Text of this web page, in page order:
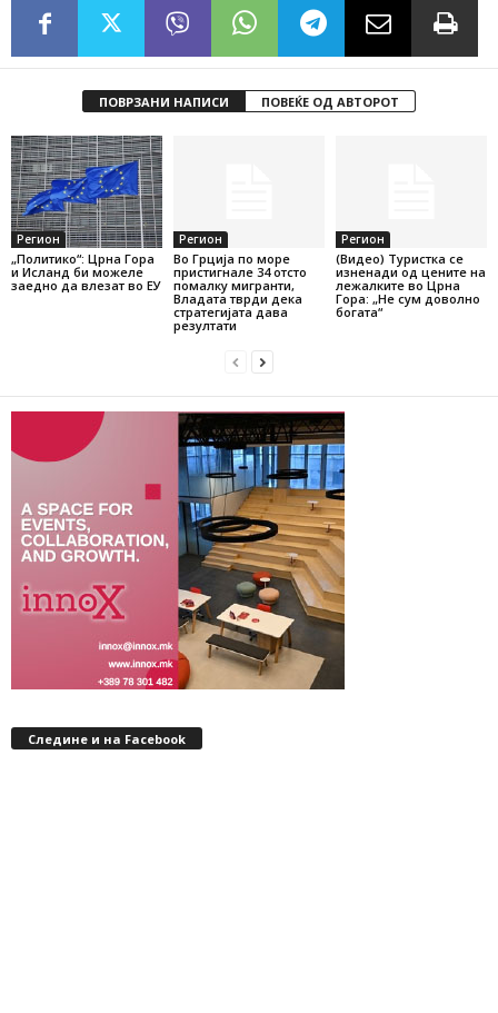
ПОВРЗАНИ НАПИСИ ПОВЕЌЕ ОД АВТОРОТ
Регион
„Политико“: Црна Гора
и Исланд би можеле
заедно да влезат во ЕУ
Регион
Во Грција по море
пристигнале 34 отсто
помалку мигранти,
Владата тврди дека
стратегијата дава
резултати
Регион
(Видео) Туристка се
изненади од цените на
лежалките во Црна
Гора: „Не сум доволно
богата“
Следине и на Facebook